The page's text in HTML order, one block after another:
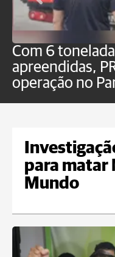
Com 6
apreendidas,
operação no
para matar
Mundo